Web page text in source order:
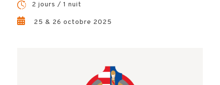
2 jours / 1 nuit
25 & 26 octobre 2025